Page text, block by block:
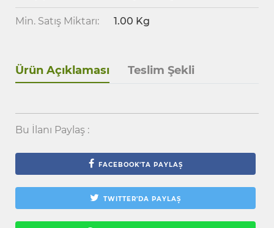
Min. Satış Miktarı: 1.00 Kg
Ürün Açıklaması Teslim Şekli
Bu İlanı Paylaş :
FACEBOOK'TA PAYLAŞ
TWITTER'DA PAYLAŞ